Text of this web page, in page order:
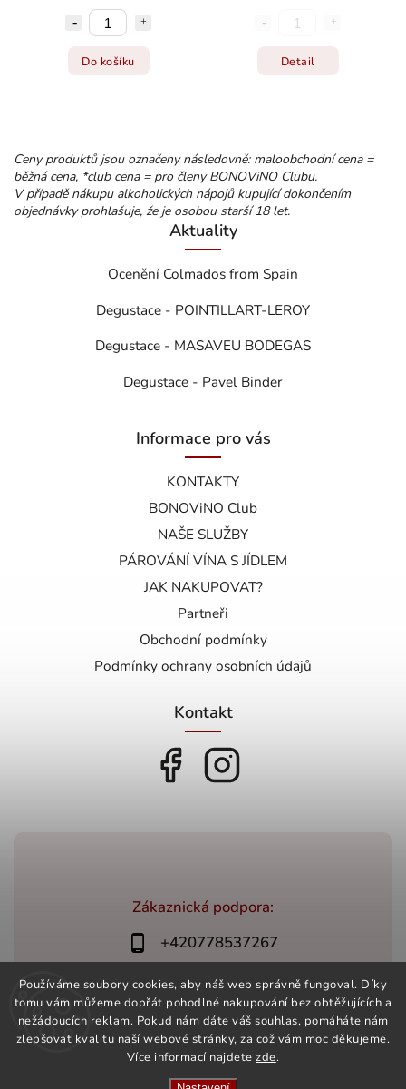
Používáme soubory cookies, aby náš web správně fungoval. Díky
tomu vám můžeme dopřát pohodlné nakupování bez obtěžujících a
nežádoucích reklam. Pokud nám dáte váš souhlas, pomáháte nám
zlepšovat kvalitu naší webové stránky, za což vám moc děkujeme.
Více informací najdetezde.
Do košíku Detail
Ceny produktů jsou označeny následovně: maloobchodní cena =
běžná cena, *club cena = pro členy BONOViNO Clubu.
V případě nákupu alkoholických nápojů kupující dokončením
objednávky prohlašuje, že je osobou starší 18 let.
Zákaznická podpora:
+420778537267
bonovino@bonovino.cz
Aktuality
Ocenění Colmados from Spain
Degustace - POINTILLART-LEROY
Degustace - MASAVEU BODEGAS
Degustace - Pavel Binder
Informace pro vás
KONTAKTY
BONOViNO Club
NAŠE SLUŽBY
PÁROVÁNÍ VÍNA S JÍDLEM
JAK NAKUPOVAT?
Partneři
Obchodní podmínky
Podmínky ochrany osobních údajů
Kontakt
Copyright 2026BonoVino.cz. Všechna práva vyhrazena.
VytvořilShoptet| Design